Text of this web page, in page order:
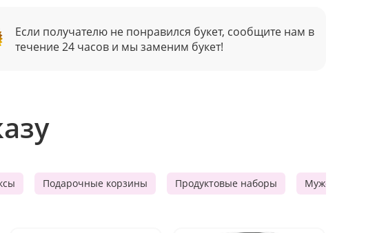
Если получателю не понравился букет, сообщите нам в
течение 24 часов и мы заменим букет!
Подарочные корзины Продуктовые наборы Мужские